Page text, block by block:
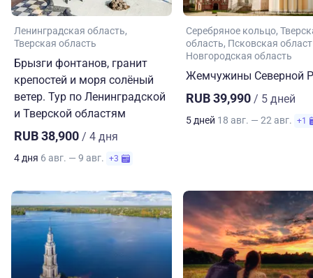
Ленинградская область
Тверская область
Брызги фонтанов, гранит
крепостей и моря солёный
ветер. Тур по Ленинградской
и Тверской областям
RUB 38,900 / 4 дня
4 дня 6 авг. — 9 авг. +3
Серебряное кольцо
область Псковская
Новгородская область
Жемчужины Северной
RUB 39,990 / 5 дней
5 дней 18 авг. — 22 авг. +1